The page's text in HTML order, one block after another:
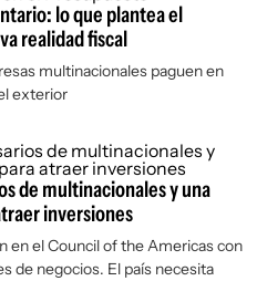
lo que plantea el
realidad fiscal
multinacionales paguen en
exterior
de multinacionales y una
inversiones
en el Council of the Americas con
de negocios. El país necesita